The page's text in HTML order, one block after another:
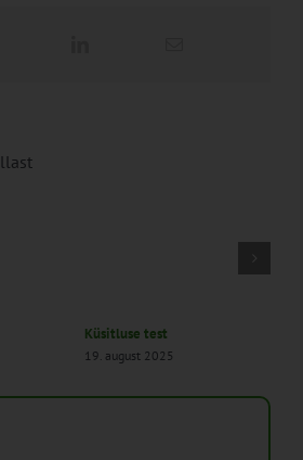
Küsitluse test
19. august 2025